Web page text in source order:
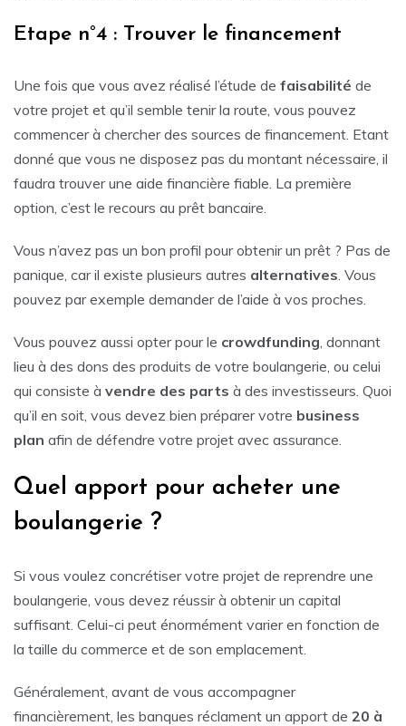
Etape n°4 : Trouver le financement
Une fois que vous avez réalisé l’étude de faisabilité de
votre projet et qu’il semble tenir la route, vous pouvez
commencer à chercher des sources de financement. Etant
donné que vous ne disposez pas du montant nécessaire, il
faudra trouver une aide financière fiable. La première
option, c’est le recours au prêt bancaire.
Vous n’avez pas un bon profil pour obtenir un prêt ? Pas de
panique, car il existe plusieurs autres alternatives . Vous
pouvez par exemple demander de l’aide à vos proches.
Vous pouvez aussi opter pour le crowdfunding , donnant
lieu à des dons des produits de votre boulangerie, ou celui
qui consiste à vendre des parts à des investisseurs. Quoi
qu’il en soit, vous devez bien préparer votre business
plan afin de défendre votre projet avec assurance.
Quel apport pour acheter une
boulangerie ?
Si vous voulez concrétiser votre projet de reprendre une
boulangerie, vous devez réussir à obtenir un capital
suffisant. Celui-ci peut énormément varier en fonction de
la taille du commerce et de son emplacement.
Généralement, avant de vous accompagner
financièrement, les banques réclament un apport de 20 à